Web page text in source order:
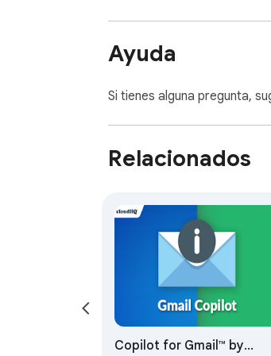
⚖️ Profesionales del
🩺 Profesionales sanitarios
y auditables.
💰 Contadores y asesores
🧑‍💼 Equipos de RR. HH.
🏠 Agentes inmobiliarios y
vendedores.
🎯 Agencias de marketing
🎓 Educadores y
Ayuda
Si tienes alguna pregunta,
Relacionados
Copilot for Gmail™ by